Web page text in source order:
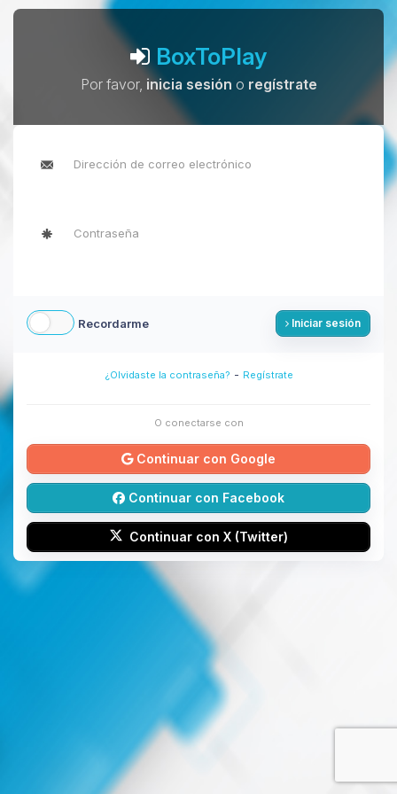
BoxToPlay
Por favor, inicia sesión o regístrate
Recordarme Iniciar sesión
¿Olvidaste la contraseña? - Regístrate
O conectarse con
Continuar con Google
Continuar con Facebook
Continuar con X (Twitter)